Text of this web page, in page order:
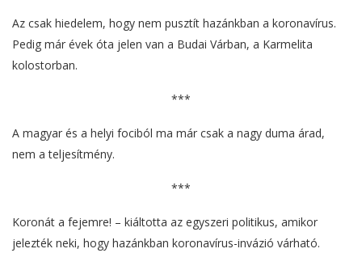
Az csak hiedelem, hogy nem pusztít hazánkban a koronavírus.
Pedig már évek óta jelen van a Budai Várban, a Karmelita
kolostorban.
***
A magyar és a helyi fociból ma már csak a nagy duma árad,
nem a teljesítmény.
***
Koronát a fejemre! – kiáltotta az egyszeri politikus, amikor
jelezték neki, hogy hazánkban koronavírus-invázió várható.